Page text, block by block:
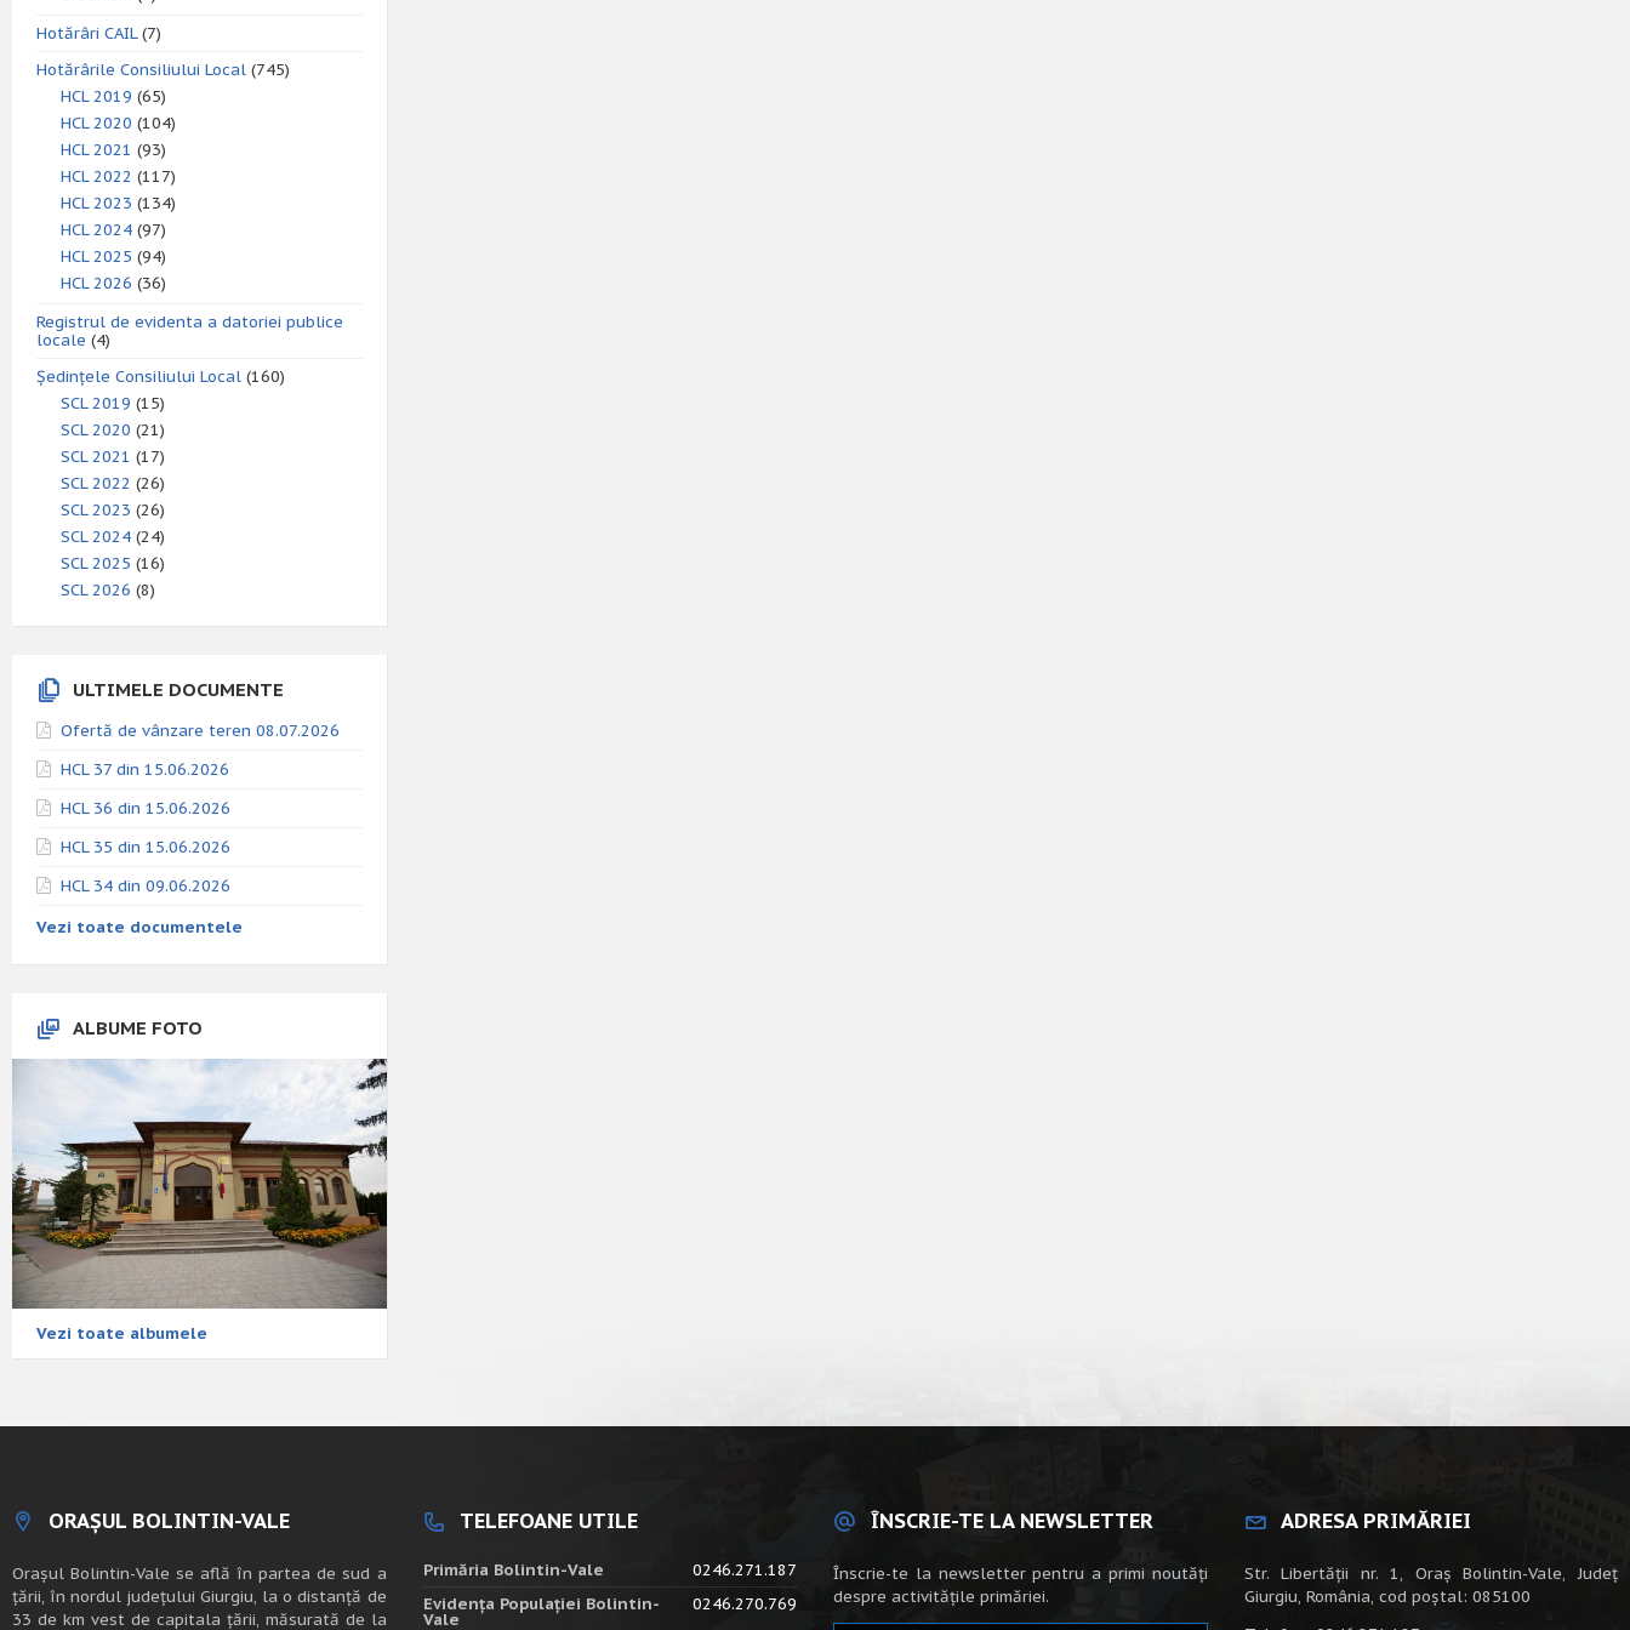
Hotărâri CAIL(7)
Hotărârile Consiliului Local (745)
HCL 2019 (65)
HCL 2020 (104)
HCL 2021 (93)
HCL 2022 (117)
HCL 2023 (134)
HCL 2024 (97)
HCL 2025 (94)
HCL 2026 (36)
Registrul de evidenta a datoriei publice
locale (4)
Ședințele Consiliului Local (160)
SCL 2019 (15)
SCL 2020 (21)
SCL 2021 (17)
SCL 2022 (26)
SCL 2023 (26)
SCL 2024 (24)
SCL 2025 (16)
SCL 2026 (8)
ULTIMELE DOCUMENTE
Ofertă de vânzare teren 08.07.2026
HCL 37 din 15.06.2026
HCL 36 din 15.06.2026
HCL 35 din 15.06.2026
HCL 34 din 09.06.2026
Vezi toate documentele
ALBUME FOTO
Vezi toate albumele
ORAȘUL BOLINTIN-VALE
Oraşul Bolintin-Vale se află în partea de sud a
ţării, în nordul judeţului Giurgiu, la o distanţă de
33 de km vest de capitala țării, măsurată de la
TELEFOANE UTILE
Primăria Bolintin-Vale
0246.271.187
Evidența Populației Bolintin-
Vale
0246.270.769
ÎNSCRIE-TE LA NEWSLETTER
Înscrie-te la newsletter pentru a primi noutăți
despre activitățile primăriei.
ADRESA PRIMĂRIEI
Str. Libertății nr. 1, Oraș Bolintin-Vale, Județ
Giurgiu, România, cod poștal: 085100